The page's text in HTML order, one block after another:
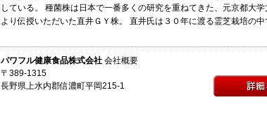
している。 種菌株は日本で一番多くの研究を重ねてきた、元京都大
より伝授いただいた直井ＧＹ株。 直井氏は３０年に渡る霊芝栽培の中
パワフル健康食品株式会社 会社概要
〒389-1315
長野県上水内郡信濃町平岡215-1